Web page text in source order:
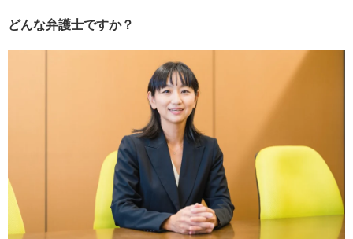
どんな弁護士ですか？